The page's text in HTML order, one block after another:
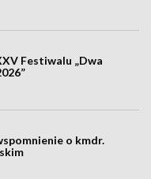
Festiwalu „Dwa
o kmdr.